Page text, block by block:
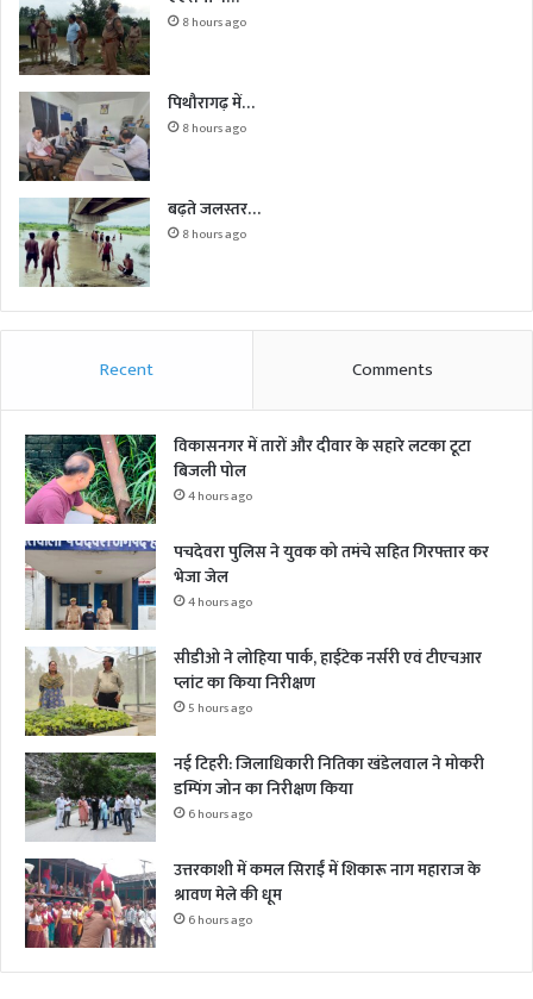
8 hours ago
पिथौरागढ़ में…
8 hours ago
बढ़ते जलस्तर…
8 hours ago
Recent Comments
विकासनगर में तारों और दीवार के सहारे लटका टूटा
बिजली पोल
4 hours ago
पचदेवरा पुलिस ने युवक को तमंचे सहित गिरफ्तार कर
भेजा जेल
4 hours ago
सीडीओ ने लोहिया पार्क, हाईटेक नर्सरी एवं टीएचआर
प्लांट का किया निरीक्षण
5 hours ago
नई टिहरी: जिलाधिकारी नितिका खंडेलवाल ने मोकरी
डम्पिंग जोन का निरीक्षण किया
6 hours ago
उत्तरकाशी में कमल सिराईं में शिकारू नाग महाराज के
श्रावण मेले की धूम
6 hours ago